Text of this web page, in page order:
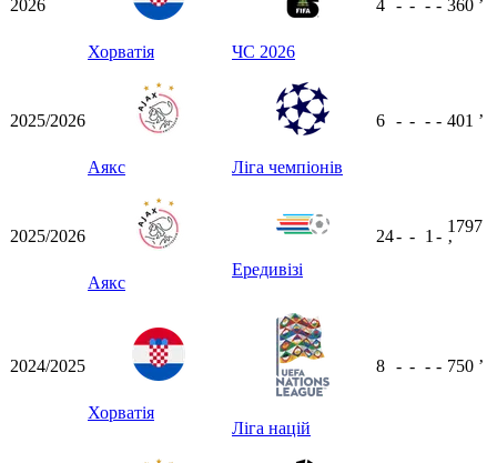
2026
Хорватія ЧС 2026
4 - - - - 360 ʼ
2025/2026
Аякс Ліга чемпіонів
6 - - - - 401 ʼ
2025/2026
Аякс
Ередивізі
24- - 1 -
1797
ʼ
2024/2025
Хорватія
Ліга націй
8 - - - - 750 ʼ